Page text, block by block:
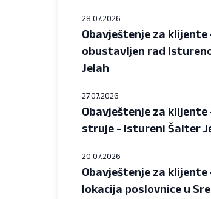
28.07.2026
Obavještenje za
obustavljen rad
Jelah
27.07.2026
Obavještenje za
struje - Istureni Šalter
20.07.2026
Obavještenje za klijente
lokacija poslovnice u